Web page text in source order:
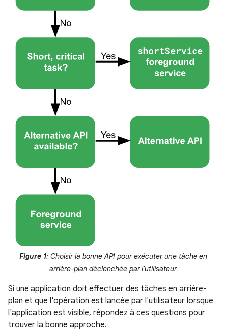
Figure 1: Choisir la bonne API pour exécuter une tâche en
arrière-plan déclenchée par l'utilisateur
Si une application doit effectuer des tâches en arrière-
plan et que l'opération est lancée par l'utilisateur lorsque
l'application est visible, répondez à ces questions pour
trouver la bonne approche.